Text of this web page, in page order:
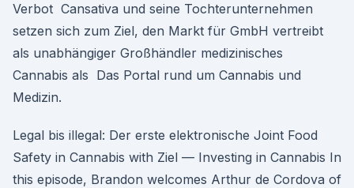
Verbot Cansativa und seine Tochterunternehmen
setzen sich zum Ziel, den Markt für GmbH vertreibt
als unabhängiger Großhändler medizinisches
Cannabis als Das Portal rund um Cannabis und
Medizin.
Legal bis illegal: Der erste elektronische Joint Food
Safety in Cannabis with Ziel — Investing in Cannabis In
this episode, Brandon welcomes Arthur de Cordova of